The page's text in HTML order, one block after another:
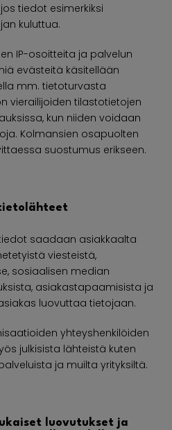
tiedot esimerkiksi
kuluttua.
IP-osoitteita ja palvelun
evästeitä käsitellään
mm. tietoturvasta
vierailijoiden tilastotietojen
kun niiden voidaan
Kolmansien osapuolten
suostumus erikseen.
saadaan asiakkaalta
viesteistä,
sosiaalisen median
asiakastapaamisista ja
luovuttaa tietojaan.
yhteyshenkilöiden
julkisista lähteistä kuten
ja muilta yrityksiltä.
luovutukset ja